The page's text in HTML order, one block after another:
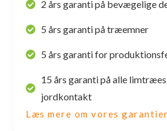
2 års garanti på bevægelige
5 års garanti på træemner
5 års garanti for
15 års garanti på alle
jordkontakt
Læs mere om vores